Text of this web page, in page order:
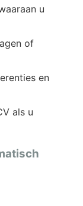
u
of
en
als u